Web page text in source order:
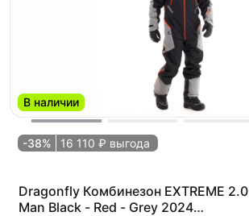
В наличии
-38% 16 110 ₽ выгода
Dragonfly Комбинезон EXTREME 2.0
Man Black - Red - Grey 2024